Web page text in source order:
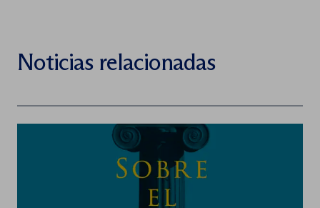
Noticias relacionadas